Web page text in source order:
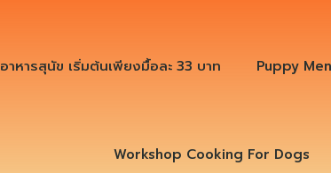
อาหารสุนัข เริ่มต้นเพียงมื้อละ 33 บาท Puppy
Workshop Cooking For Dogs